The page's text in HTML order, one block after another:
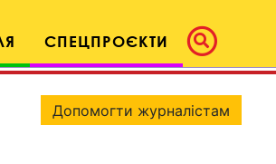
СПЕЦПРОЄКТИ
Допомогти журналістам